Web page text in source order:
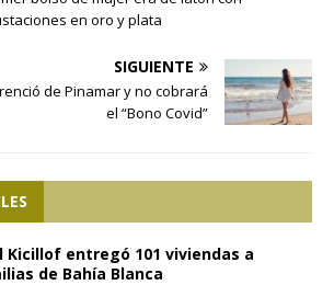
en oro y plata
SIGUIENTE
de Pinamar y no cobrará
el “Bono Covid”
Kicillof entregó 101 viviendas a
de Bahía Blanca